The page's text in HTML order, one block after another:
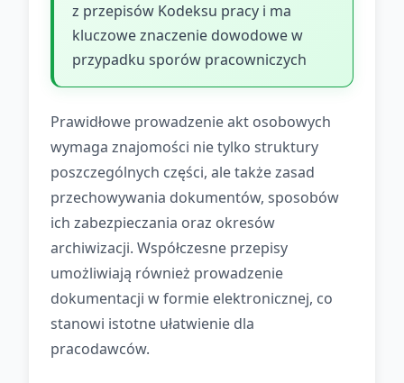
z przepisów Kodeksu pracy i ma
kluczowe znaczenie dowodowe w
przypadku sporów pracowniczych
Prawidłowe prowadzenie akt osobowych
wymaga znajomości nie tylko struktury
poszczególnych części, ale także zasad
przechowywania dokumentów, sposobów
ich zabezpieczania oraz okresów
archiwizacji. Współczesne przepisy
umożliwiają również prowadzenie
dokumentacji w formie elektronicznej, co
stanowi istotne ułatwienie dla
pracodawców.